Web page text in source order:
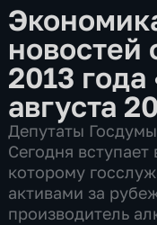
новостей
2013 года
августа
Депутаты
Сегодня вступает
которому
активами за
производитель